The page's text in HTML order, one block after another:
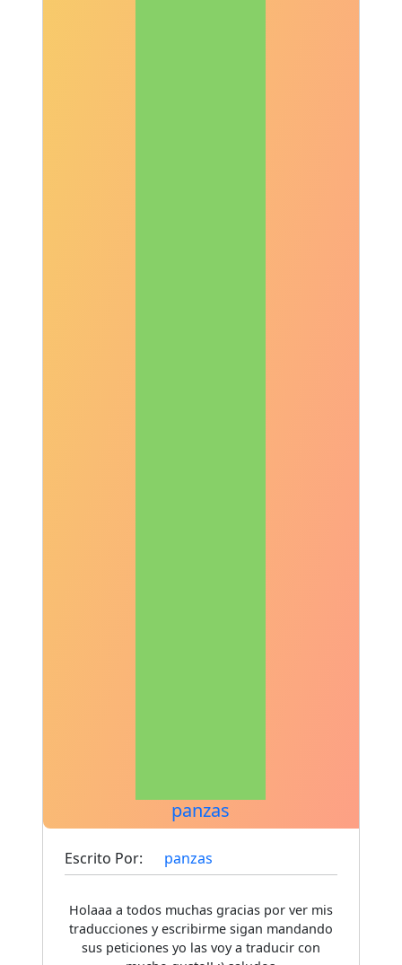
panzas
Escrito Por: panzas
Holaaa a todos muchas gracias por ver mis
traducciones y escribirme sigan mandando
sus peticiones yo las voy a traducir con